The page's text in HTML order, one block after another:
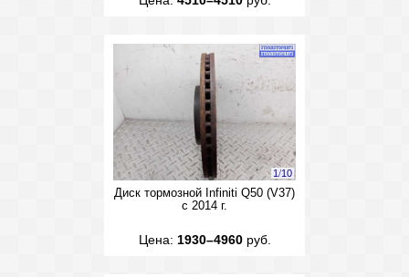
1/10
Диск тормозной Infiniti Q50 (V37)
с 2014 г.
Цена: 1930–4960руб.